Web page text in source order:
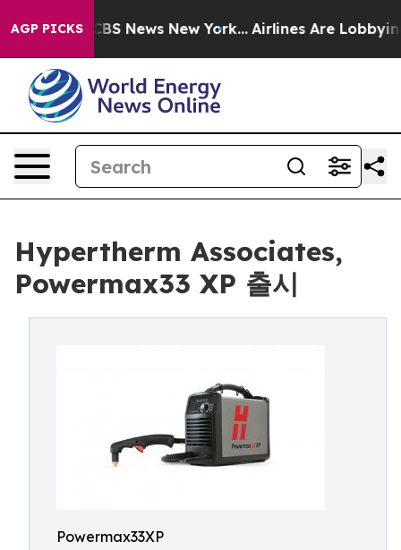
AGP PICKS
was CBS News New York... Airlines Are Lobbying
Hypertherm Associates,
Powermax33 XP 출시
Powermax33XP